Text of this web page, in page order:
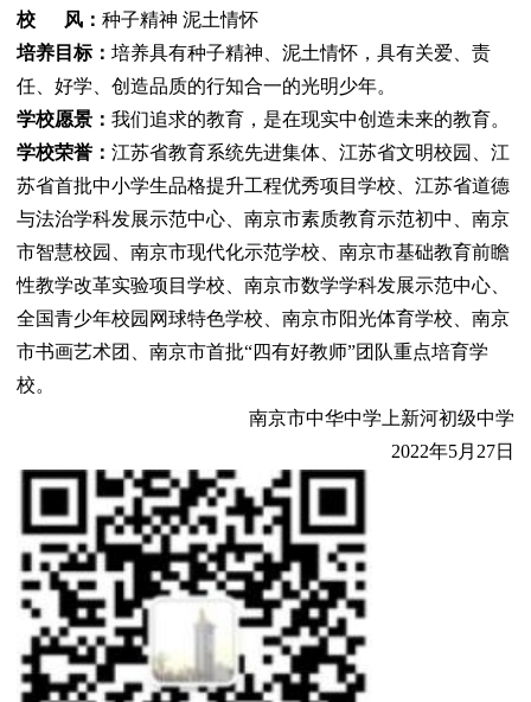
校 风： 种子精神 泥土情怀
培养目标： 培养具有种子精神、泥土情怀，具有关爱、责
任、好学、创造品质的行知合一的光明少年。
学校愿景： 我们追求的教育，是在现实中创造未来的教育。
学校荣誉： 江苏省教育系统先进集体、江苏省文明校园、江
苏省首批中小学生品格提升工程优秀项目学校、江苏省道德
与法治学科发展示范中心、南京市素质教育示范初中、南京
市智慧校园、南京市现代化示范学校、南京市基础教育前瞻
性教学改革实验项目学校、南京市数学学科发展示范中心、
全国青少年校园网球特色学校、南京市阳光体育学校、南京
市书画艺术团、 南京市首批“四有好教师”团队重点培育学
校。
南京市中华中学上新河初级中学
2022年5月27日